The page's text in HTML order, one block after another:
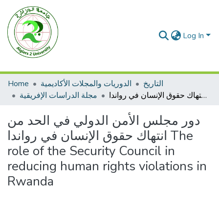
Log In
Home الدوريات والمجلات الأكاديمية
التاريخ
مجلة الدراسات الإفريقية
دور مجلس الأمن الدولي في الحد من انتهاك حقوق الإنسان في رواندا The role of the Security Council in reducing human rights violations in Rwanda
دور مجلس الأمن الدولي في الحد من
انتهاك حقوق الإنسان في رواندا The
role of the Security Council in
reducing human rights violations in
Rwanda